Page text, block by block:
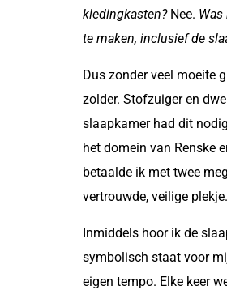
kledingkasten?Nee.
te maken, inclusief de
Dus zonder veel moeite
zolder. Stofzuiger en
slaapkamer had dit
het domein van Renske
betaalde ik met twee
vertrouwde, veilige
Inmiddels hoor ik de
symbolisch staat voor
eigen tempo. Elke keer